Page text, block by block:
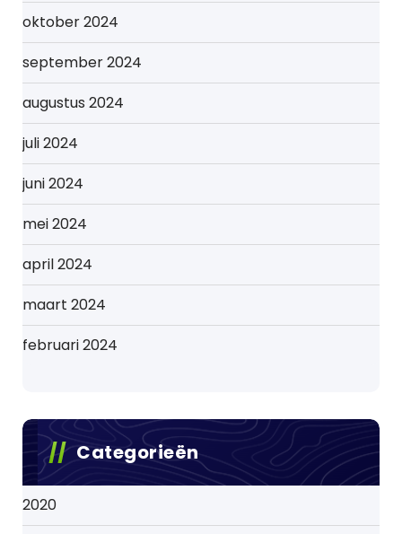
oktober 2024
september 2024
augustus 2024
juli 2024
juni 2024
mei 2024
april 2024
maart 2024
februari 2024
Categorieën
2020